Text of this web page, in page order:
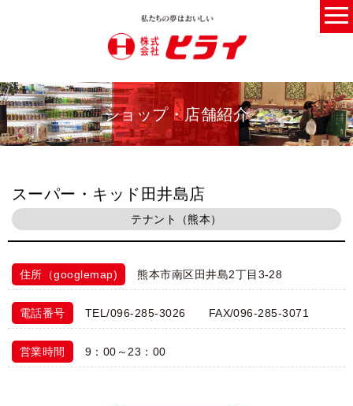
ショップ・店舗紹介
スーパー・キッド田井島店
テナント（熊本）
住所（googlemap) 熊本市南区田井島2丁目3-28
電話番号 TEL/096-285-3026 FAX/096-285-3071
営業時間 9：00～23：00